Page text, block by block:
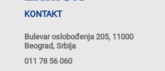
KONTAKT
Bulevar oslobođenja 205, 11000
Beograd, Srbija
011 78 56 060